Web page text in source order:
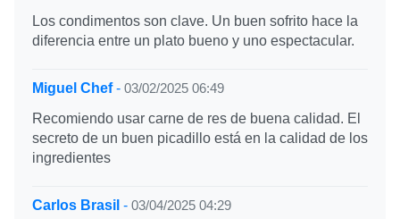
Los condimentos son clave. Un buen sofrito hace la
diferencia entre un plato bueno y uno espectacular.
Miguel Chef- 03/02/2025 06:49
Recomiendo usar carne de res de buena calidad. El
secreto de un buen picadillo está en la calidad de los
ingredientes
Carlos Brasil - 03/04/2025 04:29